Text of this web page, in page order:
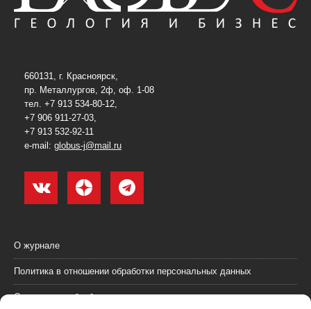
660131, г. Красноярск,
пр. Металлургов, 2ф, оф. 1-08
тел. +7 913 534-80-12,
+7 906 911-27-03,
+7 913 532-92-11
e-mail: globus-j@mail.ru
О журнале
Политика в отношении обработки персональных данных
Согласие на обработку персональных данных